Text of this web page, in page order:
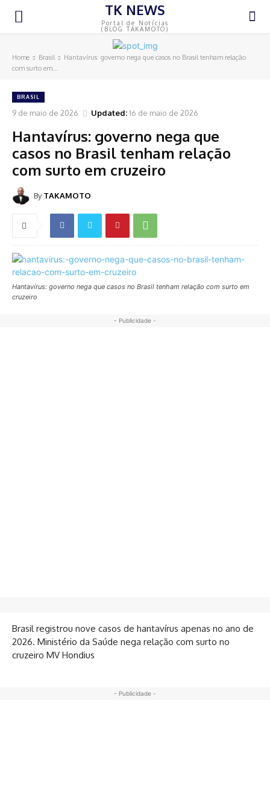
TK NEWS
Portal de Notícias
(BLOG TAKAMOTO)
Home Brasil
Hantavírus: governo nega que casos no Brasil tenham relação
com surto em...
BRASIL
9 de maio de 2026 Updated:16 de maio de 2026
Hantavírus: governo nega que
casos no Brasil tenham relação
com surto em cruzeiro
By TAKAMOTO
Hantavírus: governo nega que casos no Brasil tenham relação com surto em
cruzeiro
- Publicidade -
Brasil registrou nove casos de hantavírus apenas no ano de
2026. Ministério da Saúde nega relação com surto no
cruzeiro MV Hondius
- Publicidade -